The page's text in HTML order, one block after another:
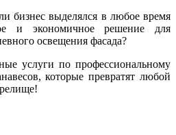
бизнес выделялся в любое время
и экономичное решение для
освещения фасада?
услуги по профессиональному
которые превратят любой